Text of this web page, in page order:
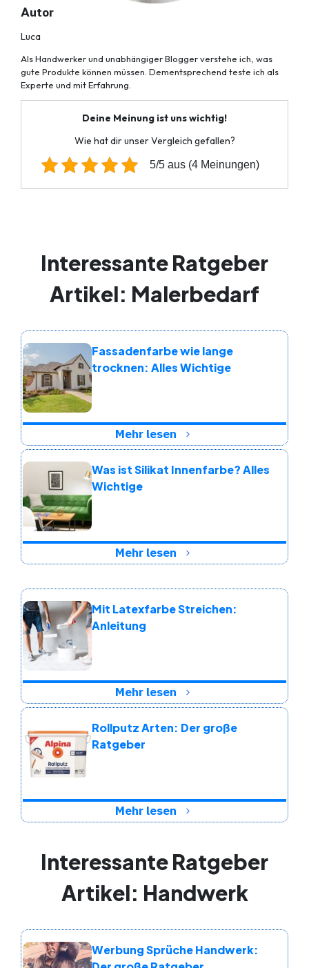
Autor
Luca
Als Handwerker und unabhängiger Blogger verstehe ich, was
gute Produkte können müssen. Dementsprechend teste ich als
Experte und mit Erfahrung.
Deine Meinung ist uns wichtig!
Wie hat dir unser Vergleich gefallen?
5/5 aus (4 Meinungen)
Interessante Ratgeber
Artikel: Malerbedarf
Fassadenfarbe wie lange
trocknen: Alles Wichtige
Mehr lesen
Was ist Silikat Innenfarbe? Alles
Wichtige
Mehr lesen
Mit Latexfarbe Streichen:
Anleitung
Mehr lesen
Rollputz Arten: Der große
Ratgeber
Mehr lesen
Interessante Ratgeber
Artikel: Handwerk
Werbung Sprüche Handwerk: